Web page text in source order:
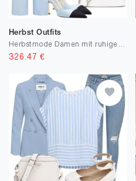
Herbst Outfits
326.47 €